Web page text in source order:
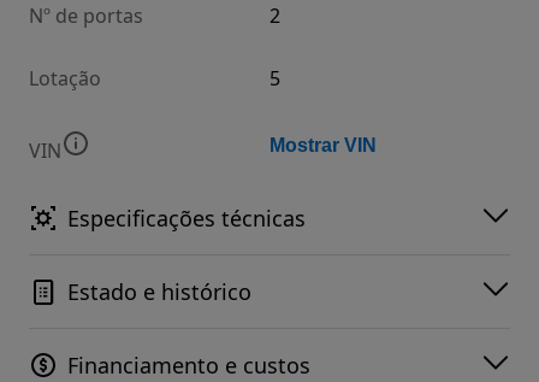
Nº de portas 2
Lotação 5
VIN Mostrar VIN
Especificações técnicas
Estado e histórico
Financiamento e custos